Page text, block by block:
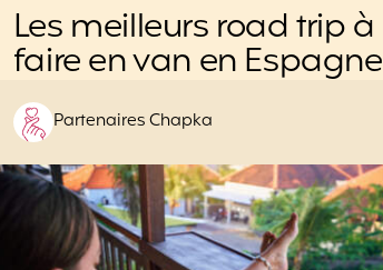
Les meilleurs road trip à
faire en van en Espagne
Posted
Partenaires Chapka